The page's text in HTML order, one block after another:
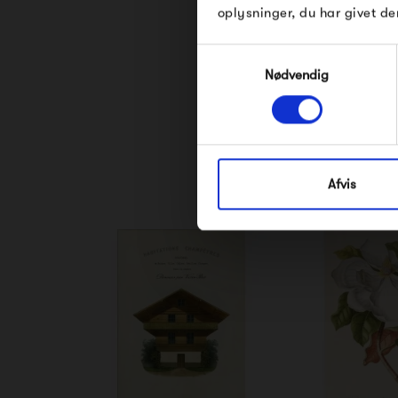
oplysninger, du har givet
Nødvendig
Afvis